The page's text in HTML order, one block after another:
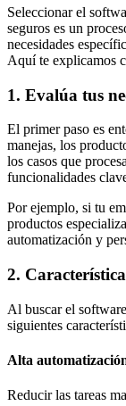
Seleccionar el
seguros es un
necesidades
Aquí te explicamos
1. Evalúa tus
El primer paso es
manejas, los
los casos que
funcionalidades
Por ejemplo, si tu
productos
automatización y
2.
Al buscar el
siguientes
Alta
Reducir las tareas